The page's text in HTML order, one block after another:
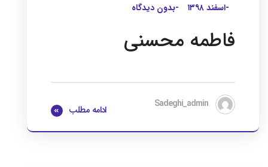
-اسفند ۱۳۹۸ -بدون دیدگاه
فاطمه محسنی
Sadeghi_admin ادامه مطلب